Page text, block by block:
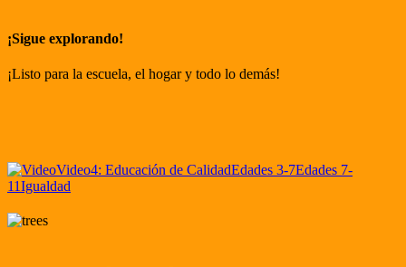
¡Sigue explorando!
¡Listo para la escuela, el hogar y todo lo demás!
Video4: Educación de CalidadEdades 3-7Edades 7-
11Igualdad